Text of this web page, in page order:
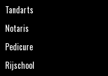
Tandarts
Notaris
Pedicure
Rijschool